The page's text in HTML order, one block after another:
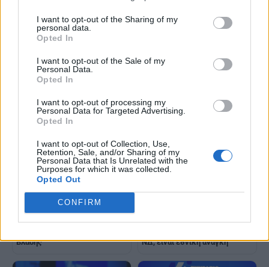
I want to opt-out of the Sharing of my
personal data.
Opted In
I want to opt-out of the Sale of my
Personal Data.
Opted In
I want to opt-out of processing my
Personal Data for Targeted Advertising.
Opted In
I want to opt-out of Collection, Use,
Retention, Sale, and/or Sharing of my
Personal Data that Is Unrelated with the
Purposes for which it was collected.
Opted Out
CONFIRM
Ένα Σύνταγμα για τις επόμενες
γενιές - Γράφει
ο Κωνσταντίνος
τοξικότητα και ψέματα
Ελλάδα του 2030 ξεκινά
Βλάσης
τρίτος (...) Δεν είναι
ΝΔ, είναι εθνική ανάγκη